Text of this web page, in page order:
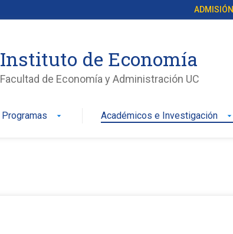
ADMISIÓN
Instituto de Economía
Facultad de Economía y Administración UC
Programas arrow_drop_down Académicos e Investigación arrow_drop_down